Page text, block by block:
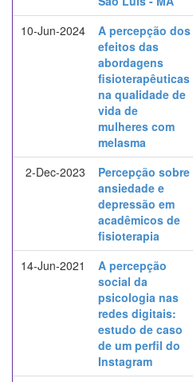
10-Jun-2024
A percepção dos
efeitos das
abordagens
fisioterapêuticas
na qualidade de
vida de
mulheres com
melasma
2-Dec-2023
Percepção sobre
ansiedade e
depressão em
acadêmicos de
fisioterapia
14-Jun-2021
A percepção
social da
psicologia nas
redes digitais:
estudo de caso
de um perfil do
Instagram